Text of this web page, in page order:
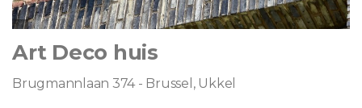
Art Deco huis
Brugmannlaan 374 - Brussel, Ukkel